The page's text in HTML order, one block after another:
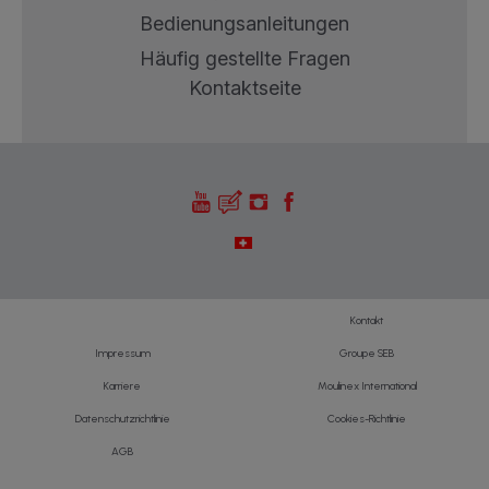
Bedienungsanleitungen
Häufig gestellte Fragen
Kontaktseite
Kontakt
Impressum Groupe SEB
Karriere Moulinex International
Datenschutzrichtlinie Cookies-Richtlinie
AGB